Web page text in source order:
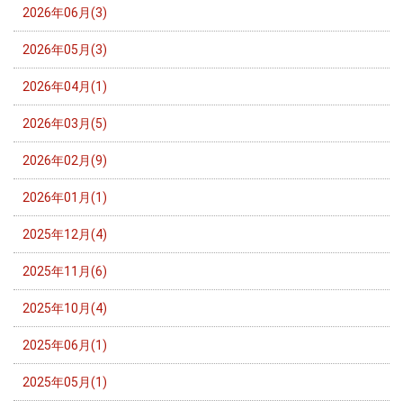
2026年06月(3)
2026年05月(3)
2026年04月(1)
2026年03月(5)
2026年02月(9)
2026年01月(1)
2025年12月(4)
2025年11月(6)
2025年10月(4)
2025年06月(1)
2025年05月(1)